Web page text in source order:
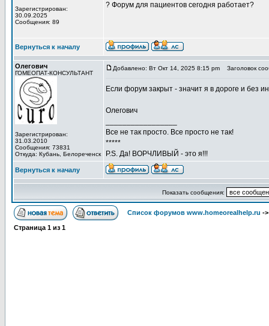
Зарегистрирован:
30.09.2025
Сообщения: 89
? Форум для пациентов сегодня работает?
Вернуться к началу
Олегович
ГОМЕОПАТ-КОНСУЛЬТАНТ
Зарегистрирован:
31.03.2010
Сообщения: 73831
Откуда: Кубань, Белореченск
Добавлено: Вт Окт 14, 2025 8:15 pm Заголовок
Если форум закрыт - значит я в дороге и без
Олегович
Все не так просто. Все просто не так!
*****
P.S. Да! ВОРЧЛИВЫЙ - это я!!!
Вернуться к началу
Показать сообщения:
Список форумов www.homeorealhelp.ru -
Страница 1 из 1